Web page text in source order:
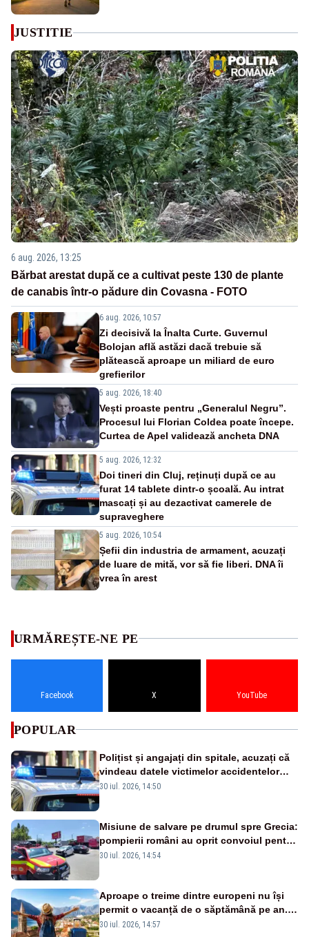
JUSTITIE
6 aug. 2026, 13:25
Bărbat arestat după ce a cultivat peste 130 de plante
de canabis într-o pădure din Covasna - FOTO
6 aug. 2026, 10:57
Zi decisivă la Înalta Curte. Guvernul
Bolojan află astăzi dacă trebuie să
plătească aproape un miliard de euro
grefierilor
5 aug. 2026, 18:40
Vești proaste pentru „Generalul Negru”.
Procesul lui Florian Coldea poate începe.
Curtea de Apel validează ancheta DNA
5 aug. 2026, 12:32
Doi tineri din Cluj, reținuți după ce au
furat 14 tablete dintr-o școală. Au intrat
mascați și au dezactivat camerele de
supraveghere
5 aug. 2026, 10:54
Șefii din industria de armament, acuzați
de luare de mită, vor să fie liberi. DNA îi
vrea în arest
URMĂREȘTE-NE PE
Facebook X YouTube
POPULAR
Polițist și angajați din spitale, acuzați că
vindeau datele victimelor accidentelor
rutiere: percheziții în București și Ilfov
30 iul. 2026, 14:50
Misiune de salvare pe drumul spre Grecia:
pompierii români au oprit convoiul pentru
a ajuta victimele unui accident din
30 iul. 2026, 14:54
Aproape o treime dintre europeni nu își
permit o vacanță de o săptămână pe an.
România, pe primul loc în UE
30 iul. 2026, 14:57